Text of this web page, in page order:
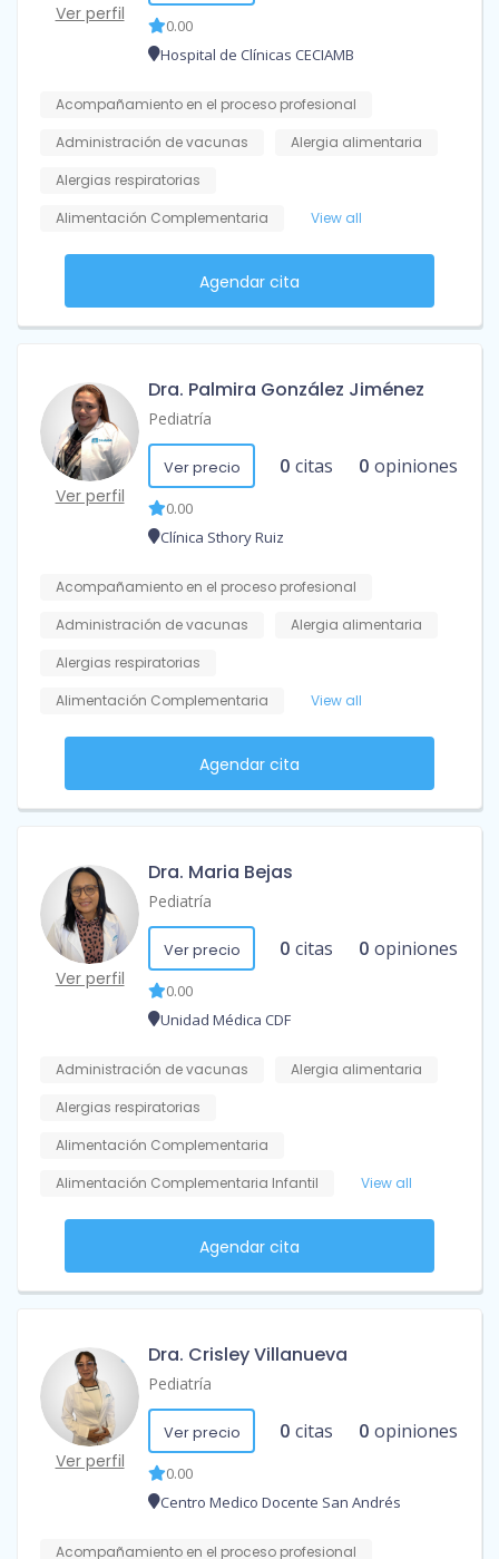
Ver perfil
0.00
Hospital de Clínicas CECIAMB
Acompañamiento en el proceso profesional
Administración de vacunas
Alergia alimentaria
Alergias respiratorias
Alimentación Complementaria
View all
Agendar cita
Ver perfil
Dra. Palmira González Jiménez
Pediatría
Ver precio 0 citas 0 opiniones
0.00
Clínica Sthory Ruiz
Acompañamiento en el proceso profesional
Administración de vacunas
Alergia alimentaria
Alergias respiratorias
Alimentación Complementaria
View all
Agendar cita
Ver perfil
Dra. Maria Bejas
Pediatría
Ver precio 0 citas 0 opiniones
0.00
Unidad Médica CDF
Administración de vacunas
Alergia alimentaria
Alergias respiratorias
Alimentación Complementaria
Alimentación Complementaria Infantil
View all
Agendar cita
Ver perfil
Dra. Crisley Villanueva
Pediatría
Ver precio 0 citas 0 opiniones
0.00
Centro Medico Docente San Andrés
Acompañamiento en el proceso profesional